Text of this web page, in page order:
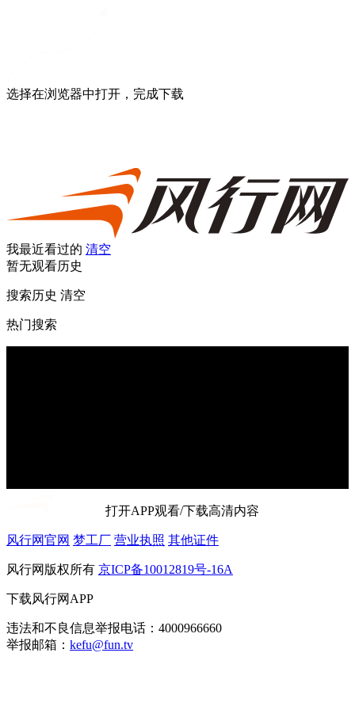
选择在浏览器中打开，完成下载
我最近看过的 清空
暂无观看历史
搜索历史 清空
热门搜索
打开APP观看/下载高清内容
风行网官网 梦工厂 营业执照 其他证件
风行网版权所有 京ICP备10012819号-16A
下载风行网APP
违法和不良信息举报电话：4000966660
举报邮箱： kefu@fun.tv